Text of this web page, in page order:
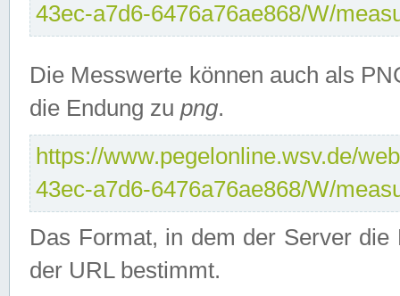
43ec-a7d6-6476a76ae868/W/
Die Messwerte können auch als
die Endung zu png.
https://www.pegelonline.wsv.de/
43ec-a7d6-6476a76ae868/W/
Das Format, in dem der Server
der URL bestimmt.